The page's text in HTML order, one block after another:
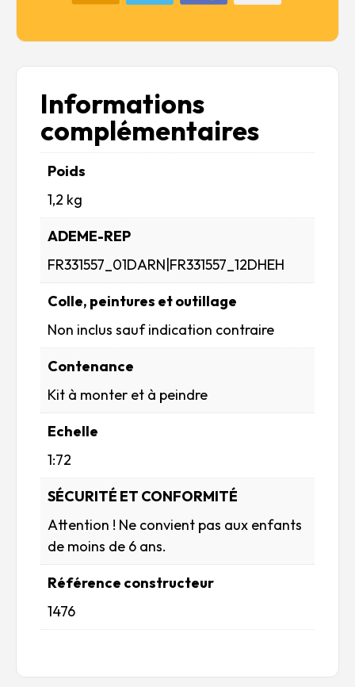
Informations
complémentaires
Poids
1,2 kg
ADEME-REP
FR331557_01DARN|FR331557_12DHEH
Colle, peintures et outillage
Non inclus sauf indication contraire
Contenance
Kit à monter et à peindre
Echelle
1:72
SÉCURITÉ ET CONFORMITÉ
Attention ! Ne convient pas aux enfants
de moins de 6 ans.
Référence constructeur
1476